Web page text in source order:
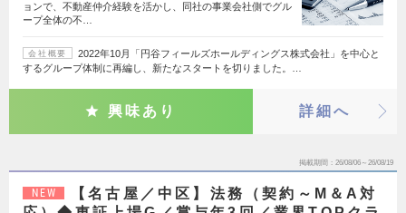
ョンで、不動産仲介経験を活かし、同社の事業会社側でグル
ープ全体の不…
会社概要
2022年10月「円谷フィールズホールディングス株式会社」を中心と
するグループ体制に再編し、新たなスタートを切りました。…
興味あり 詳細へ
掲載期間 26/08/06～26/08/19
NEW
【名古屋／中区】法務（契約～M＆A対